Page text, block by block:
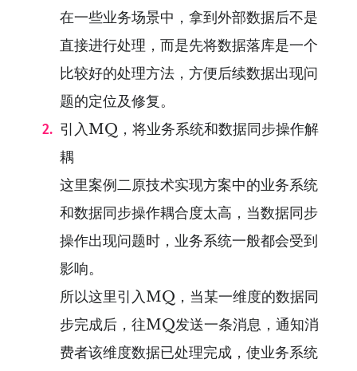
在一些业务场景中，拿到外部数据后不是
直接进行处理，而是先将数据落库是一个
比较好的处理方法，方便后续数据出现问
题的定位及修复。
引入MQ，将业务系统和数据同步操作解
耦
这里案例二原技术实现方案中的业务系统
和数据同步操作耦合度太高，当数据同步
操作出现问题时，业务系统一般都会受到
影响。
所以这里引入MQ，当某一维度的数据同
步完成后，往MQ发送一条消息，通知消
费者该维度数据已处理完成，使业务系统